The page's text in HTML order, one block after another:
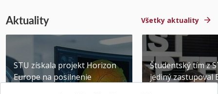
Aktuality Všetky aktuality
STU získala projekt Horizon
Europe na posilnenie
Študentský tím z
jediný zastupoval